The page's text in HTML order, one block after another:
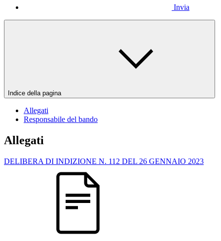
Invia
Indice della pagina
Allegati
Responsabile del bando
Allegati
DELIBERA DI INDIZIONE N. 112 DEL 26 GENNAIO 2023